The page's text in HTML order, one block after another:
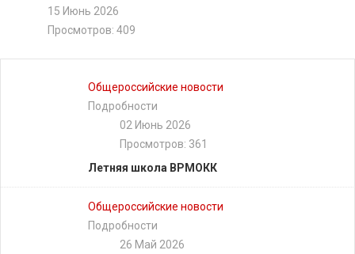
15 Июнь 2026
Просмотров: 409
Общероссийские новости
Подробности
02 Июнь 2026
Просмотров: 361
Летняя школа ВРМОКК
Общероссийские новости
Подробности
26 Май 2026